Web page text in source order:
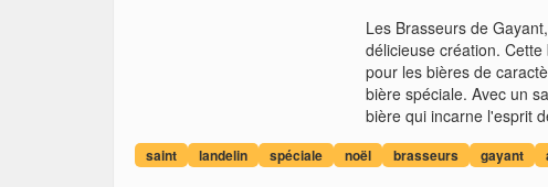
Les Brasseurs de
délicieuse création.
pour les bières de
bière spéciale. Avec un
bière qui incarne l'esprit
saint landelin spéciale noël brasseurs gayant